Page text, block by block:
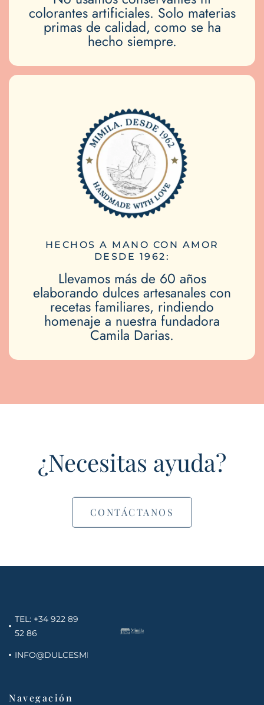
colorantes artificiales. Solo materias
primas de calidad, como se ha
hecho siempre.
HECHOS A MANO CON AMOR
DESDE 1962:
Llevamos más de 60 años
elaborando dulces artesanales con
recetas familiares, rindiendo
homenaje a nuestra fundadora
Camila Darias.
¿Necesitas ayuda?
CONTÁCTANOS
TEL: +34 922 89
52 86
INFO@DULCESMIMILA.COM
Navegación